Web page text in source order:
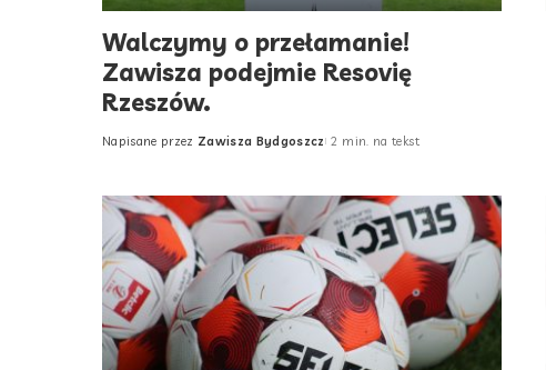
Walczymy o przełamanie!
Zawisza podejmie Resovię
Rzeszów.
Posted
Napisane przez Zawisza Bydgoszcz 2 min. na tekst